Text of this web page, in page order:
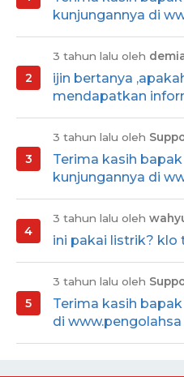
kunjungannya di
3 tahun lalu oleh
ijin bertanya
mendapatkan
3 tahun lalu oleh
Terima kasih
kunjungannya di
3 tahun lalu oleh
ini pakai listrik? klo
3 tahun lalu oleh
Terima kasih
di www.pengolahsa